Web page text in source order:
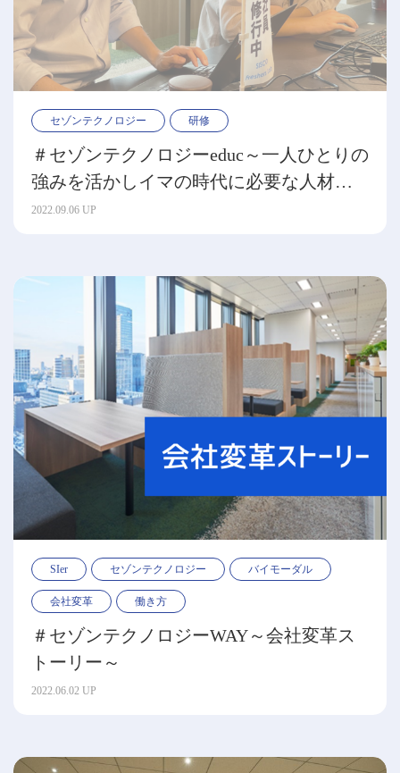
セゾンテクノロジー 研修
＃セゾンテクノロジーeduc～一人ひとりの
強みを活かしイマの時代に必要な人材を
育成～
2022.09.06 UP
SIer セゾンテクノロジー バイモーダル
会社変革 働き方
＃セゾンテクノロジーWAY～会社変革ス
トーリー～
2022.06.02 UP